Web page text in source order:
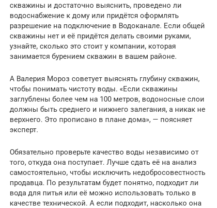
скважины и достаточно выяснить, проведено ли
водоснабжение к дому или придётся оформлять
разрешение на подключение в Водоканале. Если общей
скважины нет и её придётся делать своими руками,
узнайте, сколько это стоит у компании, которая
занимается бурением скважин в вашем районе.
А Валерия Мороз советует выяснять глубину скважин,
чтобы понимать чистоту воды. «Если скважины
заглублены более чем на 100 метров, водоносные слои
должны быть среднего и нижнего залегания, а никак не
верхнего. Это прописано в плане дома», — поясняет
эксперт.
Обязательно проверьте качество воды независимо от
того, откуда она поступает. Лучше сдать её на анализ
самостоятельно, чтобы исключить недобросовестность
продавца. По результатам будет понятно, подходит ли
вода для питья или её можно использовать только в
качестве технической. А если подходит, насколько она